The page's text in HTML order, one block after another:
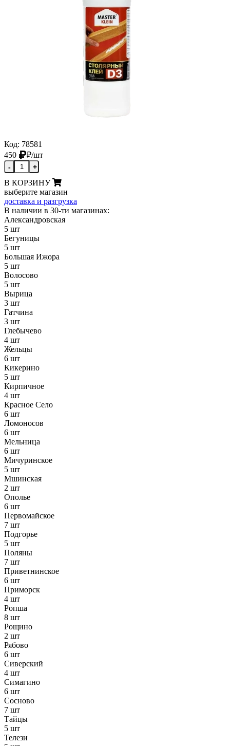
Код: 78581
450
₽/шт
- +
В КОРЗИНУ
выберите магазин
доставка и разгрузка
В наличии в 30-ти магазинах:
Александровская
5 шт
Бегуницы
5 шт
Большая Ижора
5 шт
Волосово
5 шт
Вырица
3 шт
Гатчина
3 шт
Глебычево
4 шт
Жельцы
6 шт
Кикерино
5 шт
Кирпичное
4 шт
Красное Село
6 шт
Ломоносов
6 шт
Мельница
6 шт
Мичуринское
5 шт
Мшинская
2 шт
Ополье
6 шт
Первомайское
7 шт
Подгорье
5 шт
Поляны
7 шт
Приветнинское
6 шт
Приморск
4 шт
Ропша
8 шт
Рощино
2 шт
Рябово
6 шт
Сиверский
4 шт
Симагино
6 шт
Сосново
7 шт
Тайцы
5 шт
Телези